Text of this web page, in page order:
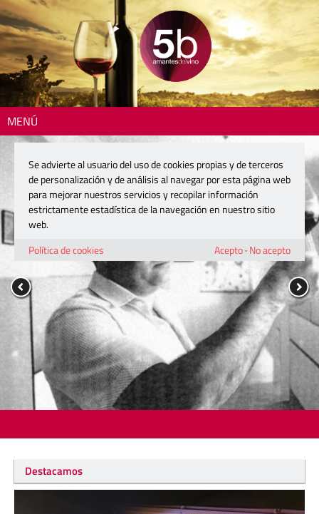
MENÚ
Destacamos
Se advierte al usuario del uso de cookies propias y de terceros
de personalización y de análisis al navegar por esta página web
para mejorar nuestros servicios y recopilar información
estrictamente estadística de la navegación en nuestro sitio
web.
Política de cookies
Acepto· No acepto